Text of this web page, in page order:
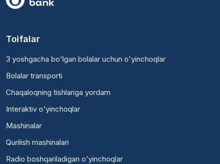
Toifalar
3 yoshgacha bo'lgan bolalar uchun o'yinchoqlar
Bolalar transporti
Chaqaloqning tishlariga yordam
Interaktiv o'yinchoqlar
Mashinalar
Qurilish mashinalari
Radio boshqariladigan o'yinchoqlar